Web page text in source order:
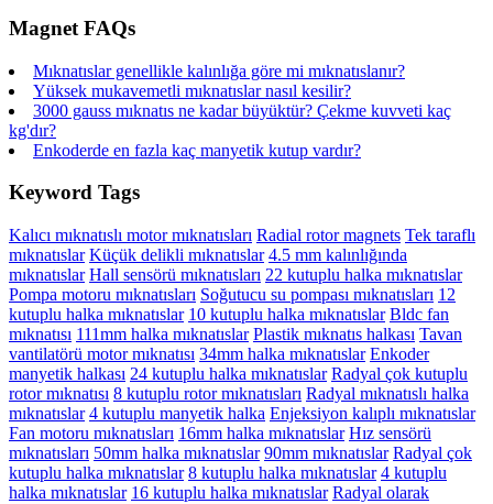
Magnet FAQs
Mıknatıslar genellikle kalınlığa göre mi mıknatıslanır?
Yüksek mukavemetli mıknatıslar nasıl kesilir?
3000 gauss mıknatıs ne kadar büyüktür? Çekme kuvveti kaç
kg'dır?
Enkoderde en fazla kaç manyetik kutup vardır?
Keyword Tags
Kalıcı mıknatıslı motor mıknatısları Radial rotor magnets Tek taraflı
mıknatıslar Küçük delikli mıknatıslar 4.5 mm kalınlığında
mıknatıslar Hall sensörü mıknatısları 22 kutuplu halka mıknatıslar
Pompa motoru mıknatısları Soğutucu su pompası mıknatısları 12
kutuplu halka mıknatıslar 10 kutuplu halka mıknatıslar Bldc fan
mıknatısı 111mm halka mıknatıslar Plastik mıknatıs halkası Tavan
vantilatörü motor mıknatısı 34mm halka mıknatıslar Enkoder
manyetik halkası 24 kutuplu halka mıknatıslar Radyal çok kutuplu
rotor mıknatısı 8 kutuplu rotor mıknatısları Radyal mıknatıslı halka
mıknatıslar 4 kutuplu manyetik halka Enjeksiyon kalıplı mıknatıslar
Fan motoru mıknatısları 16mm halka mıknatıslar Hız sensörü
mıknatısları 50mm halka mıknatıslar 90mm mıknatıslar Radyal çok
kutuplu halka mıknatıslar 8 kutuplu halka mıknatıslar 4 kutuplu
halka mıknatıslar 16 kutuplu halka mıknatıslar Radyal olarak